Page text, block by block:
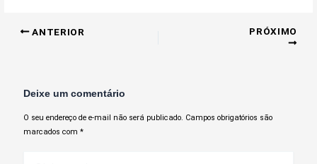
ANTERIOR PRÓXIMO
Deixe um comentário
O seu endereço de e-mail não será publicado. Campos obrigatórios são
marcados com*